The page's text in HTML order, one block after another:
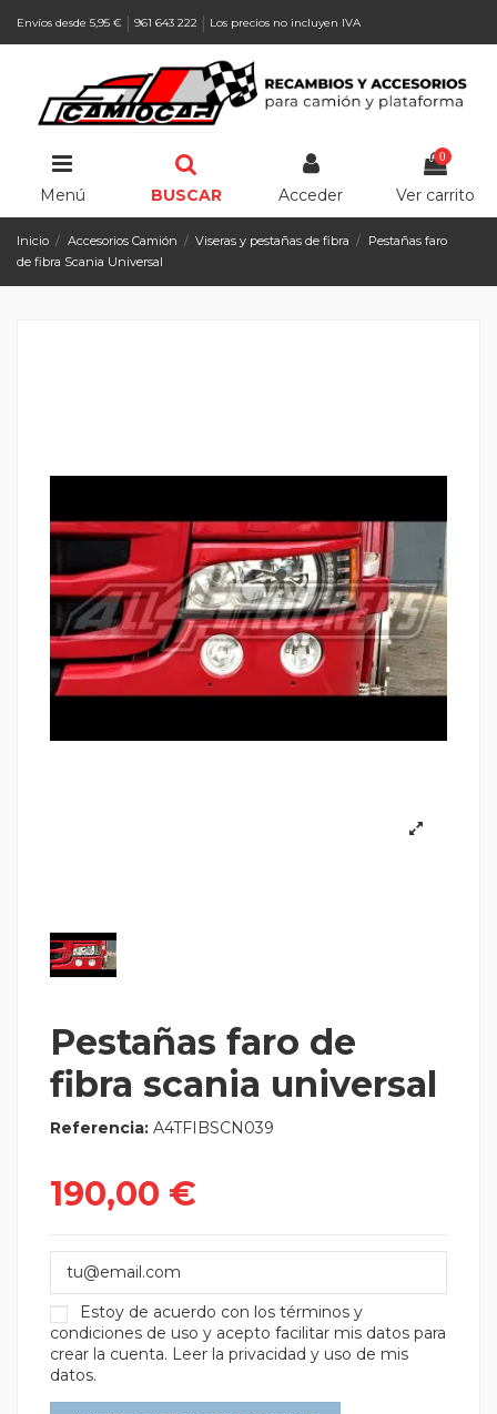
Envíos desde 5,95 € 961 643 222 Los precios no incluyen IVA
Menú BUSCAR Acceder
0
Ver carrito
Inicio Accesorios Camión Viseras y pestañas de fibra
Pestañas faro
de fibra Scania Universal
Pestañas faro de
fibra scania universal
Referencia: A4TFIBSCN039
190,00 €
Estoy de acuerdo con los términos y
condiciones de uso y acepto facilitar mis datos para
crear la cuenta. Leer la privacidad y uso de mis
datos.